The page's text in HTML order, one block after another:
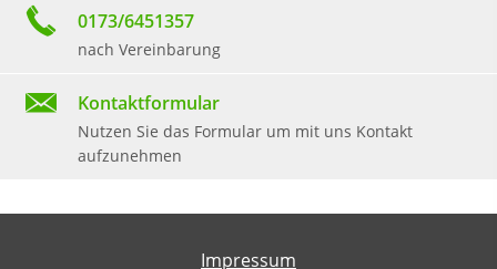
0173/6451357
nach Vereinbarung
Kontaktformular
Nutzen Sie das Formular um mit uns Kontakt
aufzunehmen
Impressum